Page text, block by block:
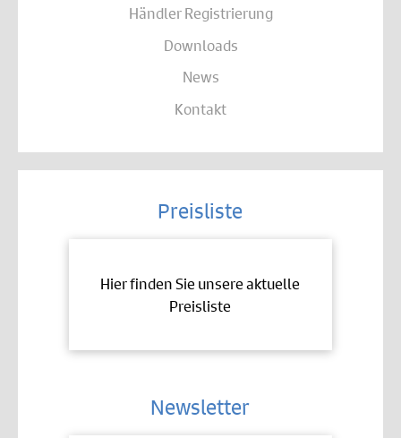
Händler Registrierung
Downloads
News
Kontakt
Preisliste
Hier finden Sie unsere aktuelle
Preisliste
Newsletter